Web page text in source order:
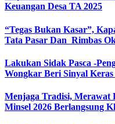
Keuangan Desa TA 2025
“Tegas Bukan Kasar”,
Tata Pasar Dan Rimbas
Lakukan Sidak Pasca -
Wongkar Beri Sinyal
Menjaga Tradisi, Merawat
Minsel 2026 Berlangsung